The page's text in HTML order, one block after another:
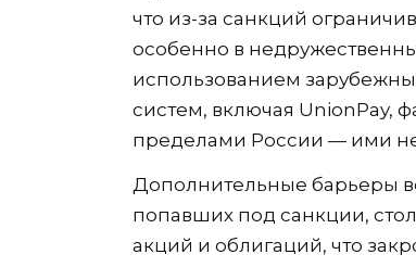
что из-за санкций
особенно в
использованием
систем, включая UnionPay,
пределами России — ими
Дополнительные барьеры
попавших под санкции,
акций и облигаций, что